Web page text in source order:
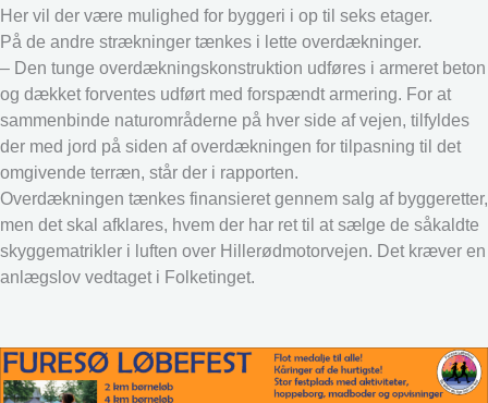
Her vil der være mulighed for byggeri i op til seks etager.
På de andre strækninger tænkes i lette overdækninger.
– Den tunge overdækningskonstruktion udføres i armeret beton
og dækket forventes udført med forspændt armering. For at
sammenbinde naturområderne på hver side af vejen, tilfyldes
der med jord på siden af overdækningen for tilpasning til det
omgivende terræn, står der i rapporten.
Overdækningen tænkes finansieret gennem salg af byggeretter,
men det skal afklares, hvem der har ret til at sælge de såkaldte
skyggematrikler i luften over Hillerødmotorvejen. Det kræver en
anlægslov vedtaget i Folketinget.